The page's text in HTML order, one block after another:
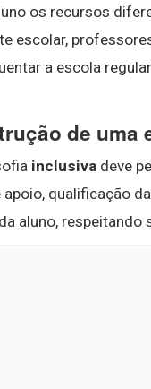
os recursos
escolar,
a escola regular
de uma
inclusiva deve
qualificação
aluno,